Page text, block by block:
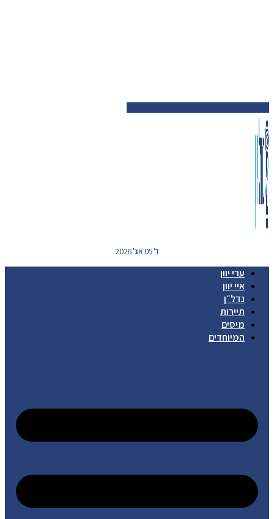
ד' 05 אוג' 2026
ערי יוון
איי יוון
נדל״ן
תיירות
מיסים
המיוחדים